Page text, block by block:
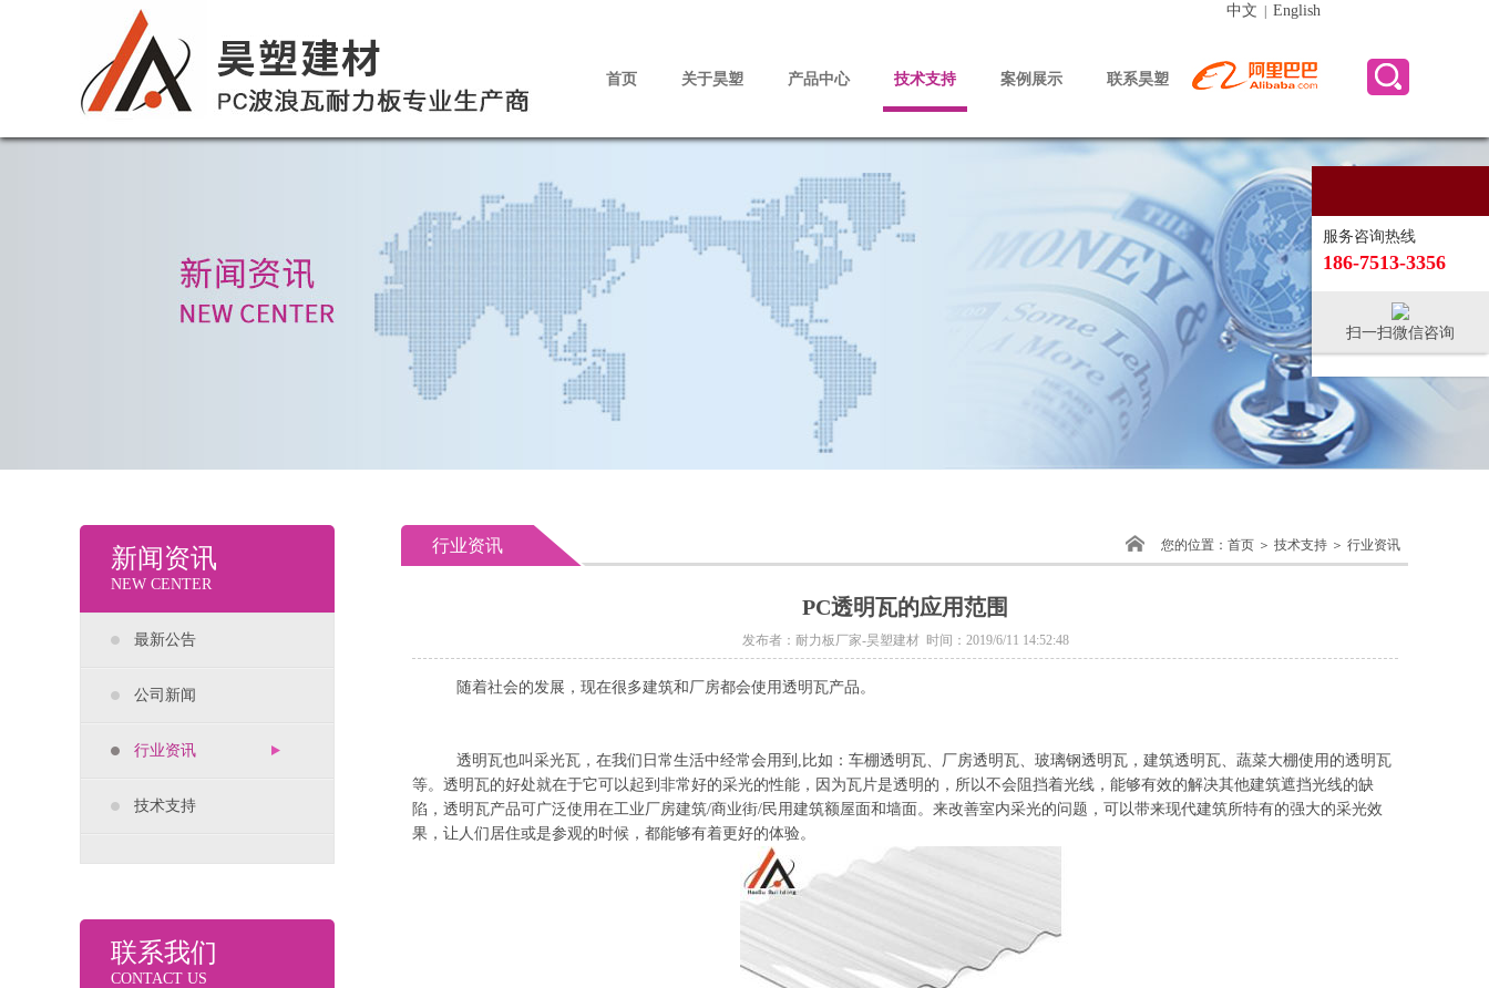
中文 English
首页 关于昊塑 产品中心 技术支持 案例展示 联系昊塑
新闻资讯
NEW CENTER
最新公告
公司新闻
行业资讯
技术支持
联系我们
CONTACT US
行业资讯 您的位置： 首页 ＞ 技术支持 ＞ 行业资讯
PC透明瓦的应用范围
发布者：耐力板厂家-昊塑建材 时间：2019/6/11 14:52:48
随着社会的发展，现在很多建筑和厂房都会使用透明瓦产品。
透明瓦也叫采光瓦，在我们日常生活中经常会用到,比如：车棚透明瓦、厂房透明瓦、玻璃钢透明瓦，建筑透明瓦、蔬菜大棚使用的透明瓦
等。透明瓦的好处就在于它可以起到非常好的采光的性能，因为瓦片是透明的，所以不会阻挡着光线，能够有效的解决其他建筑遮挡光线的缺
陷，透明瓦产品可广泛使用在工业厂房建筑/商业街/民用建筑额屋面和墙面。来改善室内采光的问题，可以带来现代建筑所特有的强大的采光效
果，让人们居住或是参观的时候，都能够有着更好的体验。
服务咨询热线
186-7513-3356
扫一扫微信咨询